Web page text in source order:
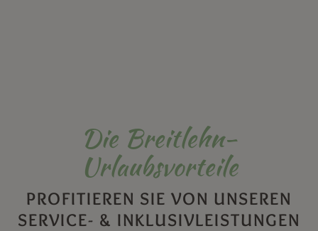
Die Breitlehn-
Urlaubsvorteile
PROFITIEREN SIE VON UNSEREN
SERVICE- & INKLUSIVLEISTUNGEN